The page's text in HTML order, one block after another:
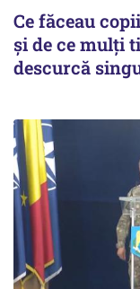
Ce făceau
și de ce mulți
descurcă